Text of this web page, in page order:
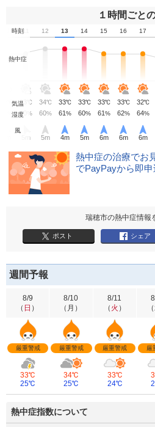
１時間ごと
時刻11 12 13 14 15 16 17
熱中症
気温
℃ 33 ℃ 34℃ 33℃ 33℃ 33℃ 33℃ 32℃
湿度
% 60 % 60% 61% 60% 61% 62% 64%
風
m 5m 4m 5m 6m 6m 6m
熱中症の治療でお
でPayPayから即
瑞穂市の熱中症情報
ポスト シェア
週間予報
8/9
（ 日 ）
厳重警戒
33℃
25℃
8/10
（ 月 ）
厳重警戒
34℃
25℃
8/11
（ 火 ）
厳重警戒
33℃
24℃
（
厳
熱中症指数について